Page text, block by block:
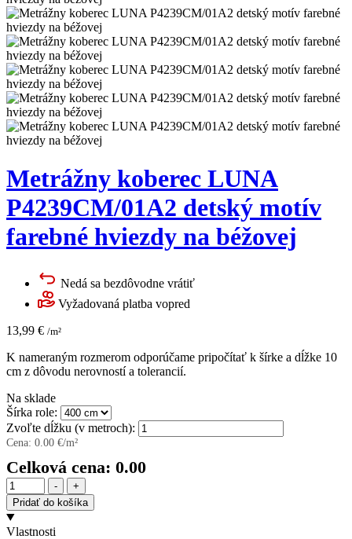
Metrážny koberec LUNA
P4239CM/01A2 detský motív
farebné hviezdy na béžovej
Nedá sa bezdôvodne vrátiť
Vyžadovaná platba vopred
13,99 € /m²
K nameraným rozmerom odporúčame pripočítať k šírke a dĺžke 10
cm z dôvodu nerovností a tolerancií.
Na sklade
Šírka role:
Zvoľte dĺžku (v metroch):
Cena: 0.00 €/m²
Celková cena: 0.00
Množstvo-
+
Pridať do košíka
Vlastnosti